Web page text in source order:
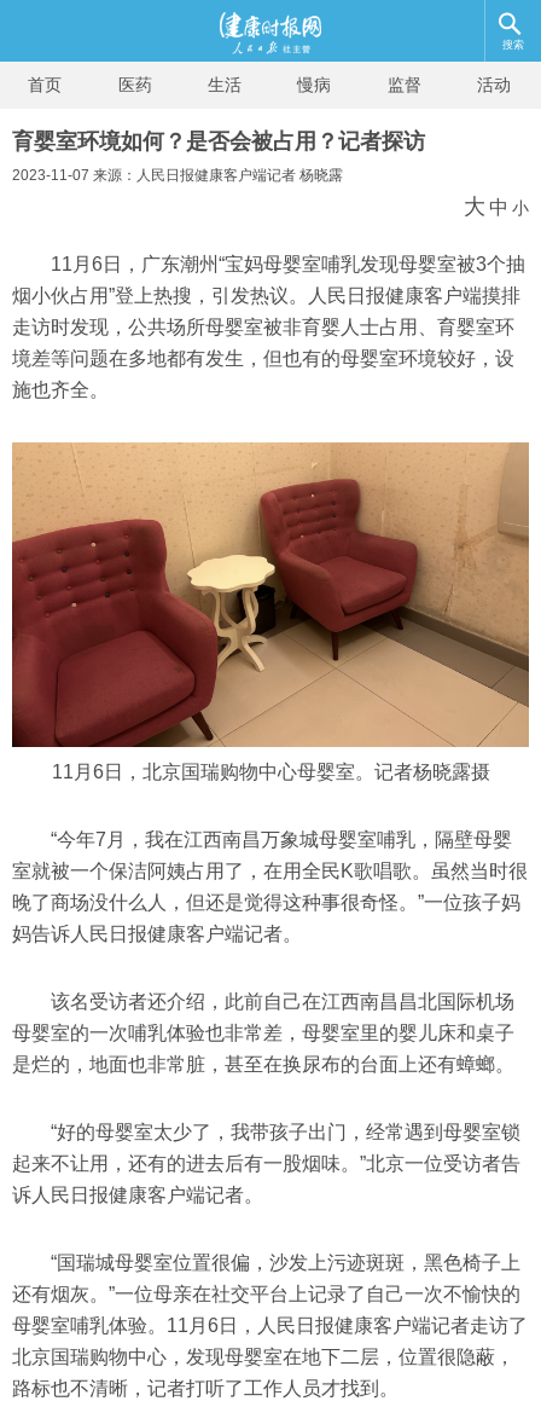
搜索
首页 医药 生活 慢病 监督 活动
育婴室环境如何？是否会被占用？记者探访
2023-11-07 来源：人民日报健康客户端记者 杨晓露
大 中 小
11月6日，广东潮州“宝妈母婴室哺乳发现母婴室被3个抽
烟小伙占用”登上热搜，引发热议。人民日报健康客户端摸排
走访时发现，公共场所母婴室被非育婴人士占用、育婴室环
境差等问题在多地都有发生，但也有的母婴室环境较好，设
施也齐全。
11月6日，北京国瑞购物中心母婴室。记者杨晓露摄
“今年7月，我在江西南昌万象城母婴室哺乳，隔壁母婴
室就被一个保洁阿姨占用了，在用全民K歌唱歌。虽然当时很
晚了商场没什么人，但还是觉得这种事很奇怪。”一位孩子妈
妈告诉人民日报健康客户端记者。
该名受访者还介绍，此前自己在江西南昌昌北国际机场
母婴室的一次哺乳体验也非常差，母婴室里的婴儿床和桌子
是烂的，地面也非常脏，甚至在换尿布的台面上还有蟑螂。
“好的母婴室太少了，我带孩子出门，经常遇到母婴室锁
起来不让用，还有的进去后有一股烟味。”北京一位受访者告
诉人民日报健康客户端记者。
“国瑞城母婴室位置很偏，沙发上污迹斑斑，黑色椅子上
还有烟灰。”一位母亲在社交平台上记录了自己一次不愉快的
母婴室哺乳体验。11月6日，人民日报健康客户端记者走访了
北京国瑞购物中心，发现母婴室在地下二层，位置很隐蔽，
路标也不清晰，记者打听了工作人员才找到。